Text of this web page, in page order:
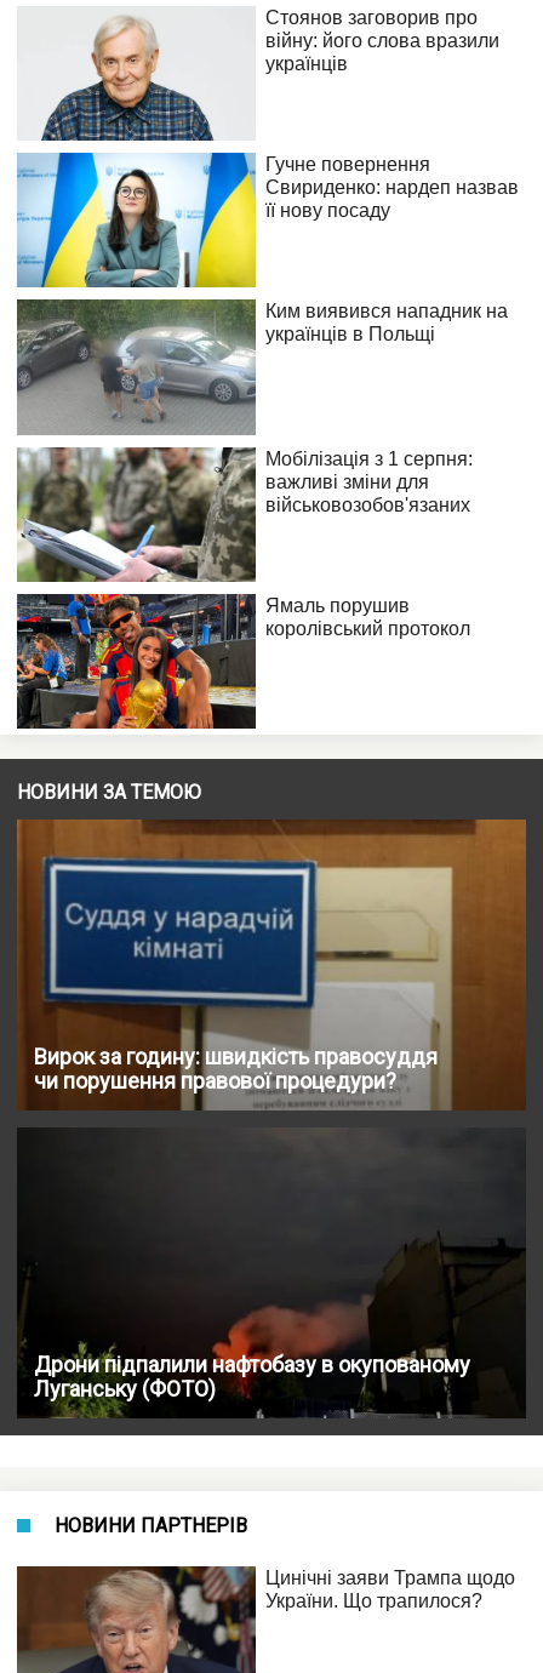
НОВИНИ ЗА ТЕМОЮ
Вирок за годину: швидкість правосуддя
чи порушення правової процедури?
Дрони підпалили нафтобазу в окупованому
Луганську (ФОТО)
НОВИНИ ПАРТНЕРІВ